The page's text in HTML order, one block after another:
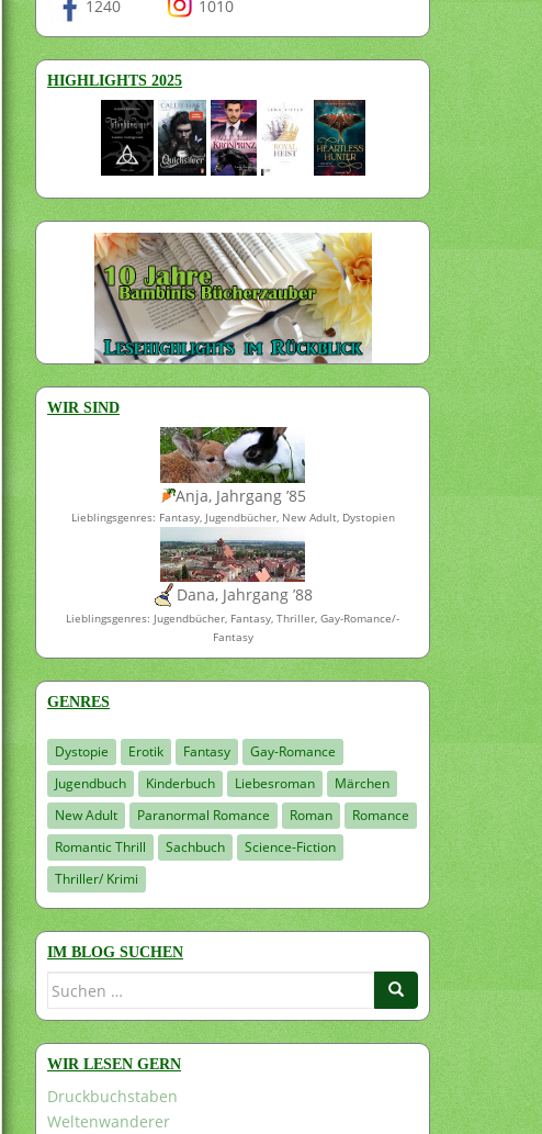
1240 1010
HIGHLIGHTS 2025
WIR SIND
Anja, Jahrgang ’85
Lieblingsgenres: Fantasy, Jugendbücher, New Adult, Dystopien
Dana, Jahrgang ’88
Lieblingsgenres: Jugendbücher, Fantasy, Thriller, Gay-Romance/-
Fantasy
GENRES
Dystopie Erotik Fantasy
Gay-Romance
Jugendbuch
Kinderbuch Liebesroman
Märchen
New Adult
Paranormal Romance Roman
Romance
Romantic Thrill
Sachbuch
Science-Fiction
Thriller/ Krimi
IM BLOG SUCHEN
Suchen
WIR LESEN GERN
Druckbuchstaben
Weltenwanderer